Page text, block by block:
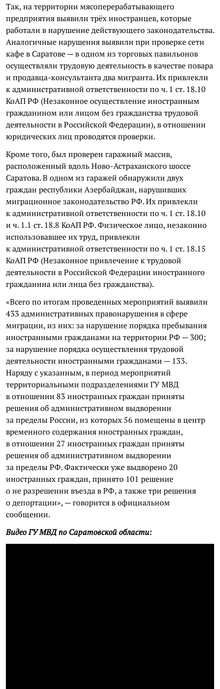
Так, на территории мясоперерабатывающего
предприятия выявили трёх иностранцев, которые
работали в нарушение действующего законодательства.
Аналогичные нарушения выявили при проверке сети
кафе в Саратове — в одном из торговых павильонов
осуществляли трудовую деятельность в качестве повара
и продавца-консультанта два мигранта. Их привлекли
к административной ответственности по ч. 1 ст. 18.10
КоАП РФ (Незаконное осуществление иностранным
гражданином или лицом без гражданства трудовой
деятельности в Российской Федерации), в отношении
юридических лиц проводятся проверки.
Кроме того, был проверен гаражный массив,
расположенный вдоль Ново-Астраханского шоссе
Саратова. В одном из гаражей обнаружили двух
граждан республики Азербайджан, нарушивших
миграционное законодательство РФ. Их привлекли
к административной ответственности по ч. 1 ст. 18.10
и ч. 1.1 ст. 18.8 КоАП РФ. Физическое лицо, незаконно
использовавшее их труд, привлекли
к административной ответственности по ч. 1 ст. 18.15
КоАП РФ (Незаконное привлечение к трудовой
деятельности в Российской Федерации иностранного
гражданина или лица без гражданства).
«Всего по итогам проведенных мероприятий выявили
433 административных правонарушения в сфере
миграции, из них: за нарушение порядка пребывания
иностранными гражданами на территории РФ — 300;
за нарушение порядка осуществления трудовой
деятельности иностранными гражданами — 133.
Наряду с указанным, в период мероприятий
территориальными подразделениями ГУ МВД
в отношении 83 иностранных граждан приняты
решения об административном выдворении
за пределы России, из которых 56 помещены в центр
временного содержания иностранных граждан,
в отношении 27 иностранных граждан приняты
решения об административном выдворении
за пределы РФ. Фактически уже выдворено 20
иностранных граждан, принято 101 решение
о не разрешении въезда в РФ, а также три решения
о депортации», — говорится в официальном
сообщении.
Видео ГУ МВД по Саратовской области: